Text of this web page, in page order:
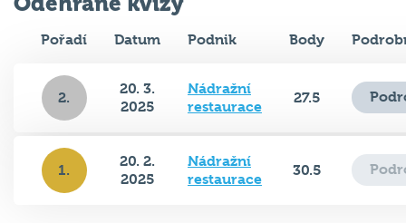
Pořadí Datum Podnik Body
2.
20. 3.
2025
Nádražní
restaurace
27.5
1.
20. 2.
2025
Nádražní
restaurace
30.5